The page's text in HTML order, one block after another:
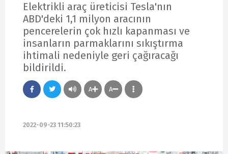
Elektrikli araç üreticisi Tesla'nın
ABD'deki 1,1 milyon aracının
pencerelerin çok hızlı kapanması ve
insanların parmaklarını sıkıştırma
ihtimali nedeniyle geri çağıracağı
bildirildi.
A A
2022-09-23 11:50:23